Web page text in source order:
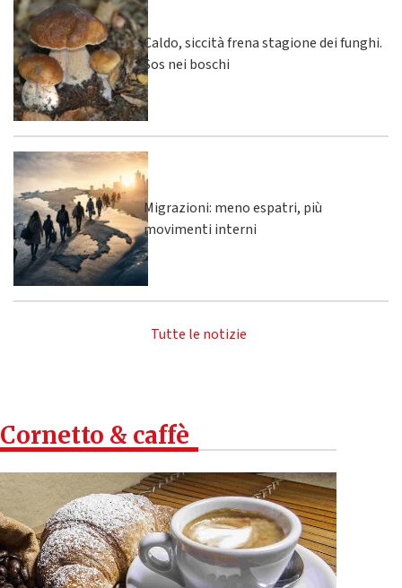
Caldo, siccità frena stagione dei funghi.
Sos nei boschi
Migrazioni: meno espatri, più
movimenti interni
Tutte le notizie
Cornetto & caffè